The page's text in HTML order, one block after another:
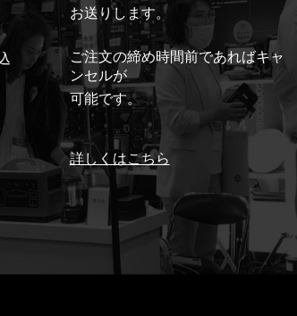
お送りします。
ご注文の締め時間前であればキャ
ンセルが
可能です。
詳しくはこちら